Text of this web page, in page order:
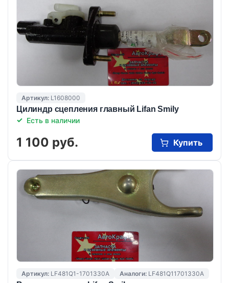
Артикул: L1608000
Цилиндр сцепления главный Lifan Smily
Есть в наличии
1 100 руб. Купить
Артикул: LF481Q1-1701330A Аналоги: LF481Q11701330A